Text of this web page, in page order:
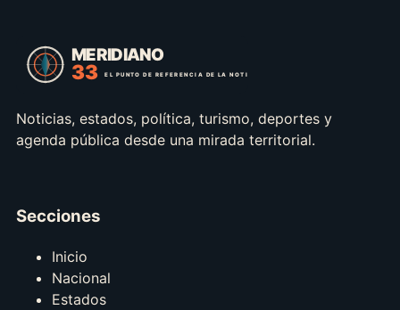
Noticias, estados, política, turismo, deportes y
agenda pública desde una mirada territorial.
Secciones
Inicio
Nacional
Estados